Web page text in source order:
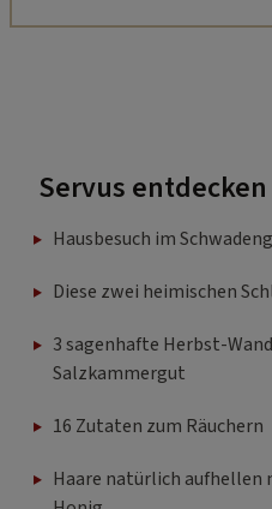
Servus entdecken
Hausbesuch im
Diese zwei heimischen
3 sagenhafte Herbst-
Salzkammergut
16 Zutaten zum Räuchern
Haare natürlich aufhellen